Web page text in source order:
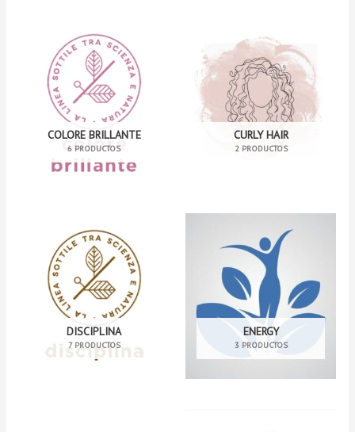
COLORE BRILLANTE
6 PRODUCTOS
CURLY HAIR
2 PRODUCTOS
DISCIPLINA
7 PRODUCTOS
ENERGY
3 PRODUCTOS